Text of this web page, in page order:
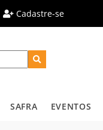
Cadastre-se
SAFRA EVENTOS